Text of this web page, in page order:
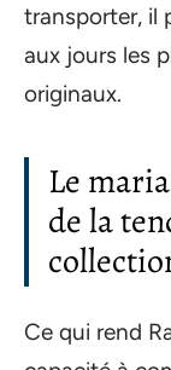
transporter, il
aux jours les
originaux.
Le
de la
Ce qui rend